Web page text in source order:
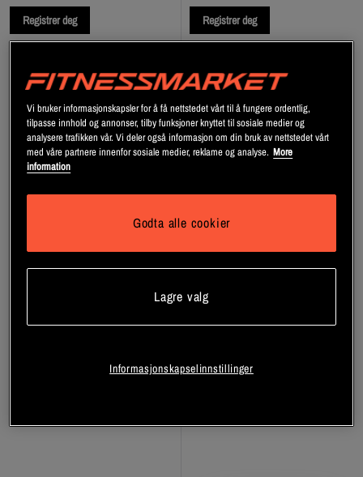
Registrer deg Registrer deg
Collagen 300g
Vi bruker informasjonskapsler for å få nettstedet vårt til å fungere ordentlig,
tilpasse innhold og annonser, tilby funksjoner knyttet til sosiale medier og
analysere trafikken vår. Vi deler også informasjon om din bruk av nettstedet vårt
med våre partnere innenfor sosiale medier, reklame og analyse. More
information
Godta alle cookier
Lagre valg
Informasjonskapselinnstillinger